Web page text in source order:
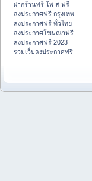
ฝากร้านฟรี โพ ส ฟรี
ลงประกาศฟรี กรุงเทพ
ลงประกาศฟรี ทั่วไทย
ลงประกาศโฆษณาฟรี
ลงประกาศฟรี 2023
รวมเว็บลงประกาศฟรี